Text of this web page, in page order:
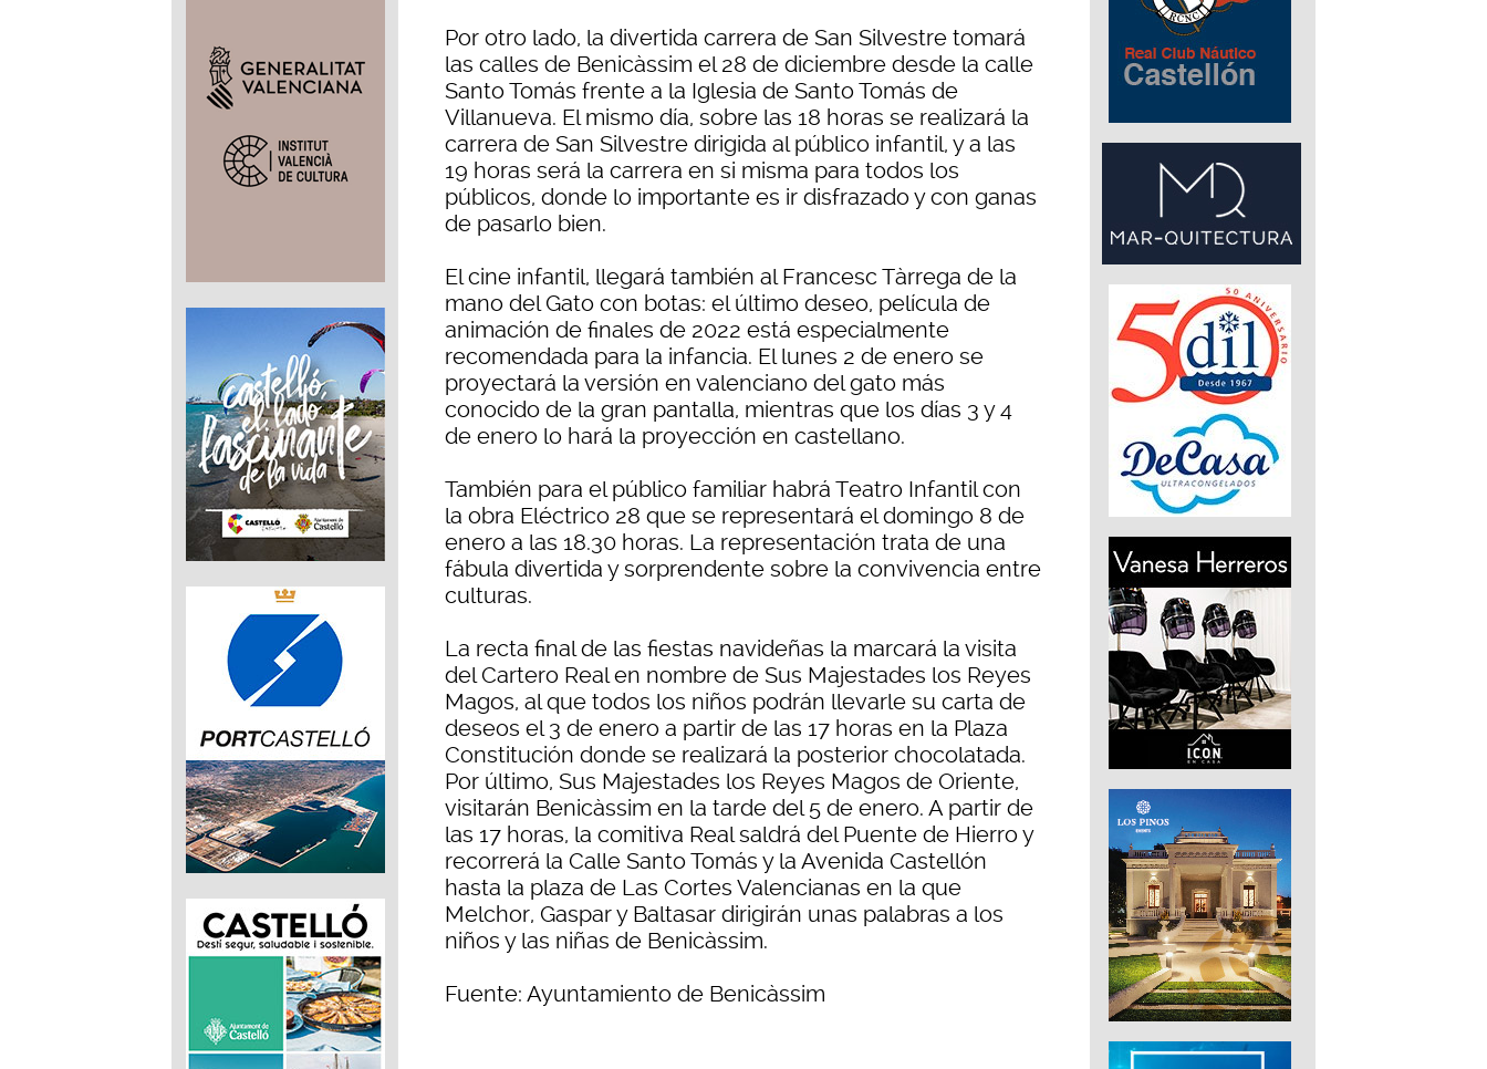
Por otro lado, la divertida carrera de San Silvestre tomará
las calles de Benicàssim el 28 de diciembre desde la calle
Santo Tomás frente a la Iglesia de Santo Tomás de
Villanueva. El mismo día, sobre las 18 horas se realizará la
carrera de San Silvestre dirigida al público infantil, y a las
19 horas será la carrera en si misma para todos los
públicos, donde lo importante es ir disfrazado y con ganas
de pasarlo bien.
El cine infantil, llegará también al Francesc Tàrrega de la
mano del Gato con botas: el último deseo, película de
animación de finales de 2022 está especialmente
recomendada para la infancia. El lunes 2 de enero se
proyectará la versión en valenciano del gato más
conocido de la gran pantalla, mientras que los días 3 y 4
de enero lo hará la proyección en castellano.
También para el público familiar habrá Teatro Infantil con
la obra Eléctrico 28 que se representará el domingo 8 de
enero a las 18.30 horas. La representación trata de una
fábula divertida y sorprendente sobre la convivencia entre
culturas.
La recta final de las fiestas navideñas la marcará la visita
del Cartero Real en nombre de Sus Majestades los Reyes
Magos, al que todos los niños podrán llevarle su carta de
deseos el 3 de enero a partir de las 17 horas en la Plaza
Constitución donde se realizará la posterior chocolatada.
Por último, Sus Majestades los Reyes Magos de Oriente,
visitarán Benicàssim en la tarde del 5 de enero. A partir de
las 17 horas, la comitiva Real saldrá del Puente de Hierro y
recorrerá la Calle Santo Tomás y la Avenida Castellón
hasta la plaza de Las Cortes Valencianas en la que
Melchor, Gaspar y Baltasar dirigirán unas palabras a los
niños y las niñas de Benicàssim.
Fuente: Ayuntamiento de Benicàssim